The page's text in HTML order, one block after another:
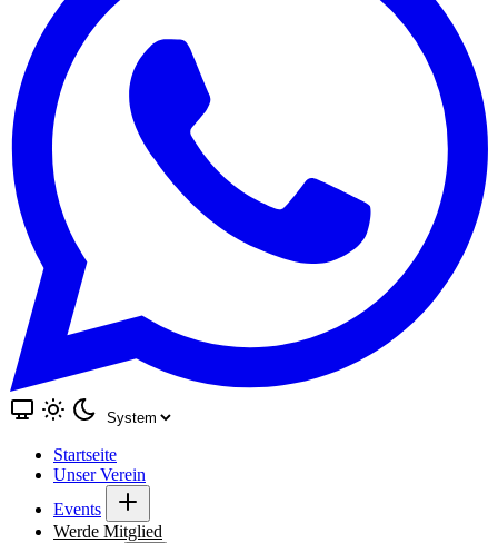
Startseite
Unser Verein
Events
Werde Mitglied